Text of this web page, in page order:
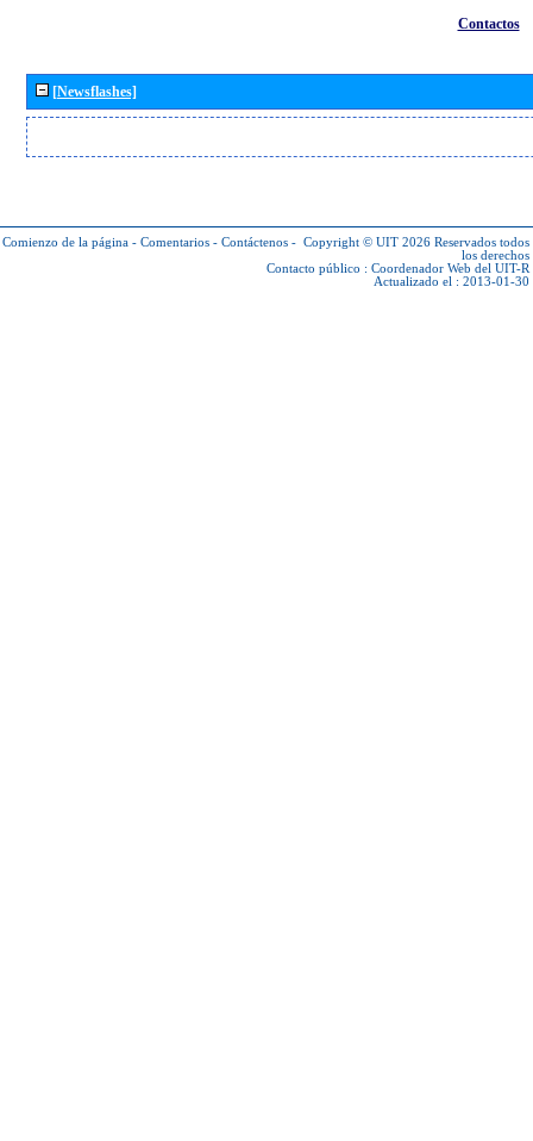
Contactos
[Newsflashes]
Comienzo de la página - Comentarios - Contáctenos - Copyright © UIT 2026 Reservados todos
los derechos
Contacto público : Coordenador Web del UIT-R
Actualizado el : 2013-01-30